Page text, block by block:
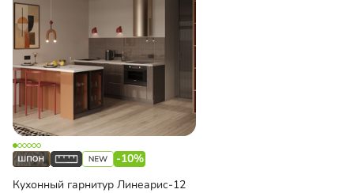
-10%
Кухонный гарнитур Линеарис-12